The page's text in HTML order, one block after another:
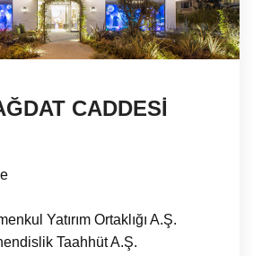
CADDESİ
Yatırım Ortaklığı A.Ş.
Taahhüt A.Ş.